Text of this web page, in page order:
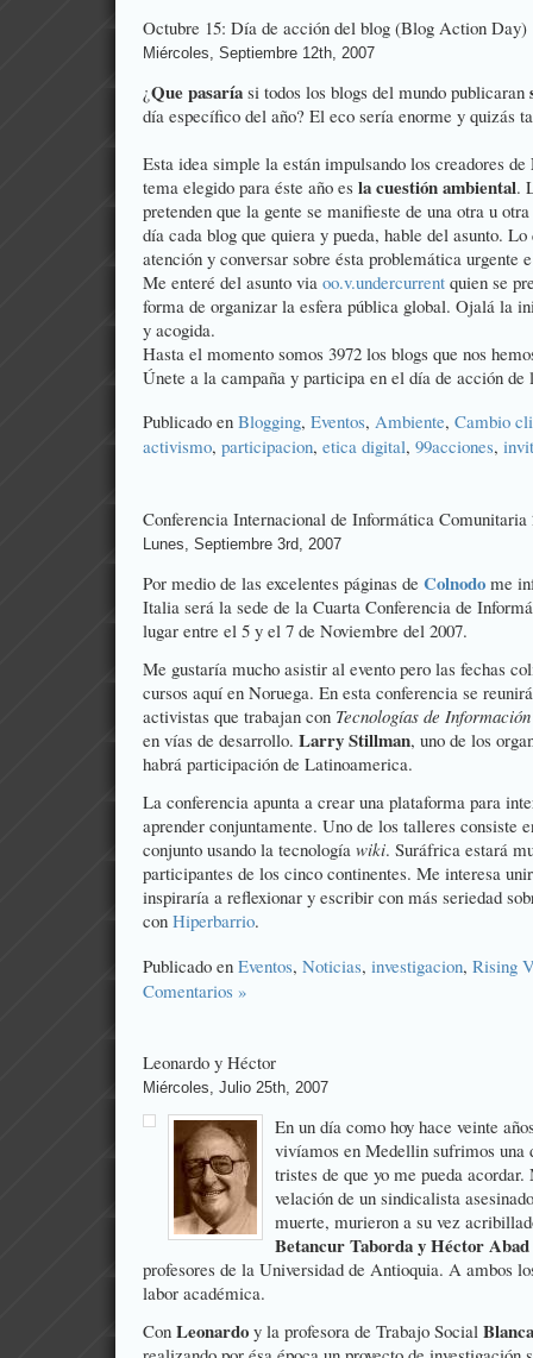
Octubre 15: Día de acción del blog (Blog Action Day)
Miércoles, Septiembre 12th, 2007
¿Que pasaría si todos los blogs del mundo publicaran
día específico del año? El eco sería enorme y quizás
Esta idea simple la están impulsando los creadores de
tema elegido para éste año es la cuestión ambiental.
pretenden que la gente se manifieste de una otra u
día cada blog que quiera y pueda, hable del asunto.
atención y conversar sobre ésta problemática urgente
Me enteré del asunto via oo.v.undercurrent quien se
forma de organizar la esfera pública global. Ojalá la
y acogida.
Hasta el momento somos 3972 los blogs que nos
Únete a la campaña y participa en el día de acción de
Publicado en Blogging, Eventos, Ambiente, Cambio
activismo, participacion, etica digital, 99acciones,
Conferencia Internacional de Informática Comunitaria
Lunes, Septiembre 3rd, 2007
Por medio de las excelentes páginas de Colnodo me
Italia será la sede de la Cuarta Conferencia de
lugar entre el 5 y el 7 de Noviembre del 2007.
Me gustaría mucho asistir al evento pero las fechas
cursos aquí en Noruega. En esta conferencia se
activistas que trabajan con Tecnologías de
en vías de desarrollo. Larry Stillman, uno de los
habrá participación de Latinoamerica.
La conferencia apunta a crear una plataforma para
aprender conjuntamente. Uno de los talleres consiste
conjunto usando la tecnología wiki. Suráfrica estará
participantes de los cinco continentes. Me interesa
inspiraría a reflexionar y escribir con más seriedad
con Hiperbarrio.
Publicado en Eventos, Noticias, investigacion, Rising
Comentarios »
Leonardo y Héctor
Miércoles, Julio 25th, 2007
En un día como hoy hace veinte
vivíamos en Medellin sufrimos una
tristes de que yo me pueda
velación de un sindicalista
muerte, murieron a su vez
Betancur Taborda y Héctor Abad
profesores de la Universidad de Antioquia. A ambos
labor académica.
Con Leonardo y la profesora de Trabajo Social